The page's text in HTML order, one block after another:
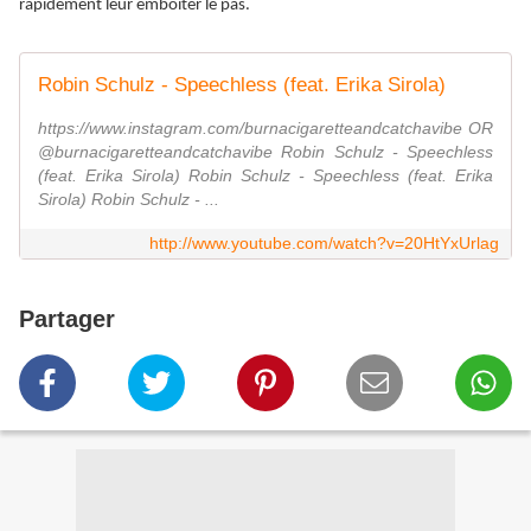
rapidement leur emboiter le pas.
Robin Schulz - Speechless (feat. Erika Sirola)
https://www.instagram.com/burnacigaretteandcatchavibe OR
@burnacigaretteandcatchavibe Robin Schulz - Speechless
(feat. Erika Sirola) Robin Schulz - Speechless (feat. Erika
Sirola) Robin Schulz - ...
http://www.youtube.com/watch?v=20HtYxUrlag
Partager